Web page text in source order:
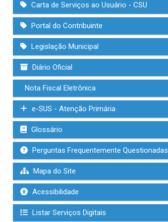
Carta de Serviços ao Usuário - CSU
Portal do Contribuinte
Legislação Municipal
Diário Oficial
Nota Fiscal Eletrônica
e-SUS - Atenção Primária
Glossário
Perguntas Frequentemente Questionadas
Mapa do Site
Acessibilidade
Listar Serviços Digitais